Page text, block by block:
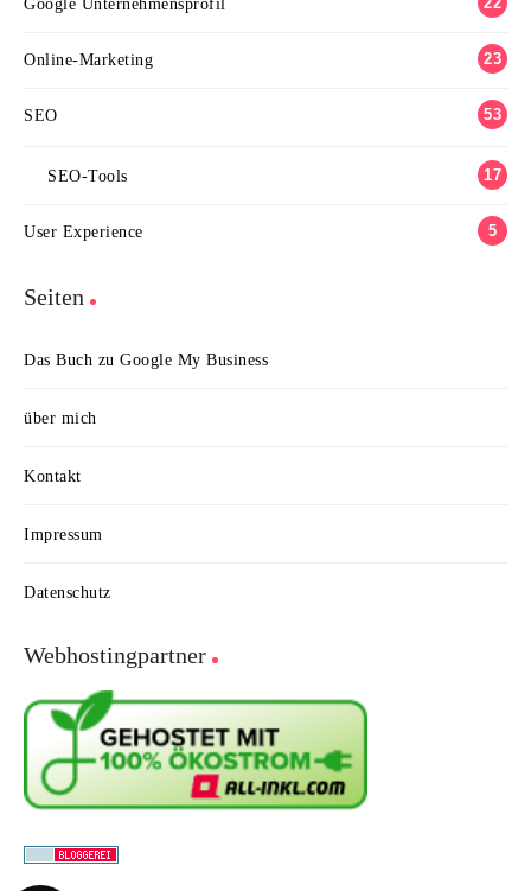
Google Unternehmensprofil
Online-Marketing 23
SEO 53
SEO-Tools 17
User Experience 5
Seiten
Das Buch zu Google My Business
über mich
Kontakt
Impressum
Datenschutz
Webhostingpartner